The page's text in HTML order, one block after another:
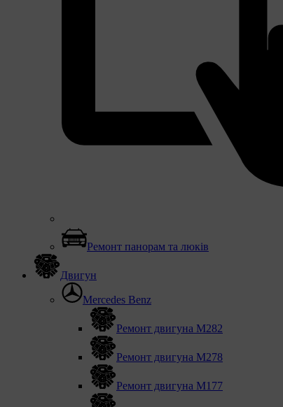
Ремонт панорам та люків
Двигун
Mercedes Benz
Ремонт двигуна М282
Ремонт двигуна М278
Ремонт двигуна М177